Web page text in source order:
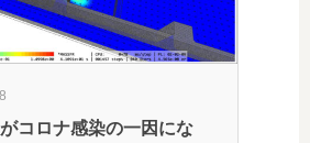
コロナ感染の一因にな